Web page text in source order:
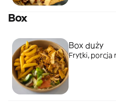
Box
Box duży
Frytki, porcja